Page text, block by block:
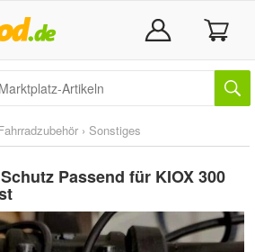
› Sonstiges
Passend für KIOX 300